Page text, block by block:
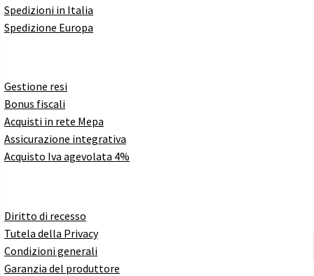
Spedizioni in Italia
Spedizione Europa
Gestione resi
Bonus fiscali
Acquisti in rete Mepa
Assicurazione integrativa
Acquisto Iva agevolata 4%
Diritto di recesso
Tutela della Privacy
Condizioni generali
Garanzia del produttore